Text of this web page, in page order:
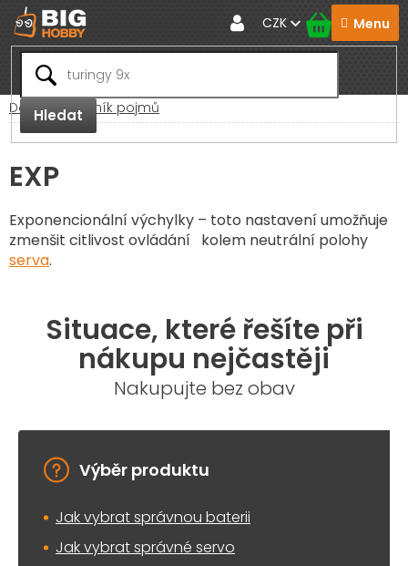
Přejít
na
obsah
Hledat
CZK
Domů Slovník pojmů
EXP
Exponencionální výchylky – toto nastavení umožňuje
zmenšit citlivost ovládání kolem neutrální polohy
serva.
Situace, které řešíte při
nákupu nejčastěji
Nakupujte bez obav
Výběr produktu
Jak vybrat správnou baterii
Jak vybrat správné servo